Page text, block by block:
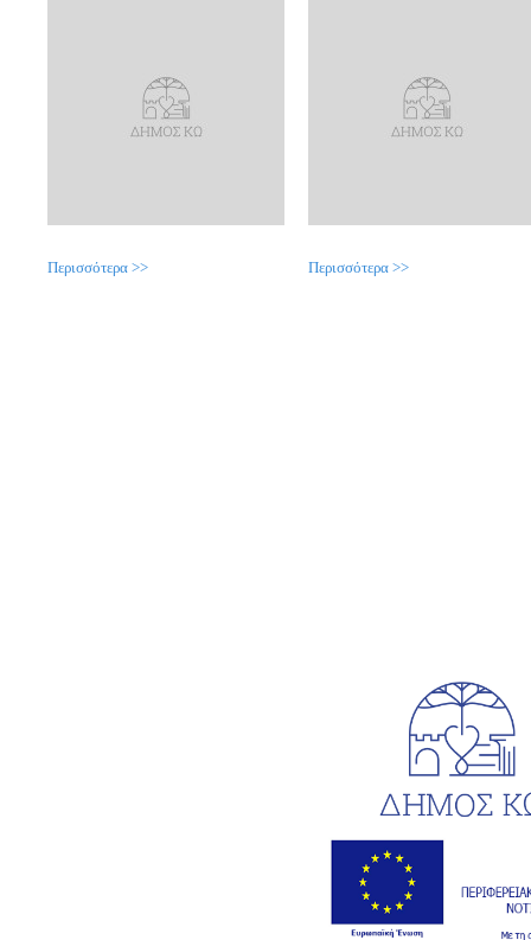
Περισσότερα >> Περισσότερα >>